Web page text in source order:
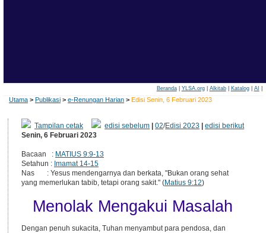
Beranda| YLSA.org| Alkitab| Katalog| AI
Utama > Publikasi > e-Renungan Harian > Edisi Senin, 6 Februari 2023
Tampilan cetak edisi sebelum |02/Edisi 2023 |edisi berikut
Senin, 6 Februari 2023
Bacaan : MATIUS 9:9-13
Setahun : Imamat 14-15
Nas : Yesus mendengarnya dan berkata, "Bukan orang sehat
yang memerlukan tabib, tetapi orang sakit." (Matius 9:12)
Menolak Mengakui Masalah
Dengan penuh sukacita, Tuhan menyambut para pendosa, dan